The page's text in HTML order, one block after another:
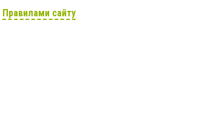
Правилами сайту